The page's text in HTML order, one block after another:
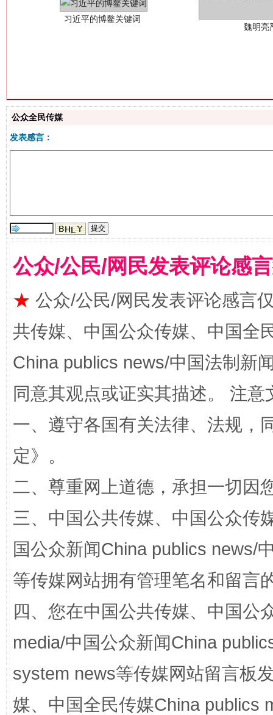
生
揭批美国五大"原罪" "炒
站台名比不上好声名
公众全民传媒
发表感言：
公众/公民/网民发表评论感
★ 公众/公民/网民发表评论感言
共传媒、中国公众传媒、中国全
China publics news/中国法制新
同意其观点或证实其描述。 注
一、遵守各国有关法律、法规，
定》。
二、尊重网上道德，承担一切因
三、中国公共传媒、中国公众传
国公众新闻China publics news/
等传媒网站拥有管理笔名和留言
四、您在中国公共传媒、中国公
media/中国公众新闻China
system news等传媒网站留言板
媒、中国全民传媒China publics